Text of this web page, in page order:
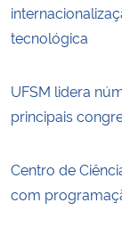
tecnológica
UFSM lidera
principais
Centro de
com